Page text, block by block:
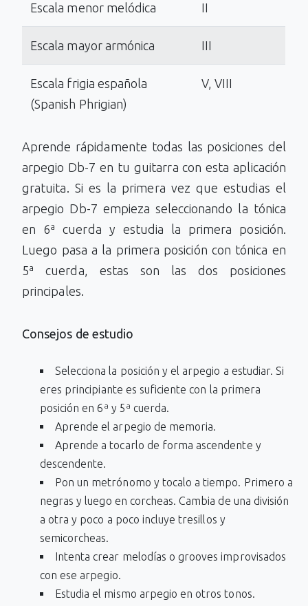
Escala menor melódica II
Escala mayor armónica III
Escala frigia española
(Spanish Phrigian)
V, VIII
Aprende rápidamente todas las posiciones del
arpegio Db-7 en tu guitarra con esta aplicación
gratuita. Si es la primera vez que estudias el
arpegio Db-7 empieza seleccionando la tónica
en 6ª cuerda y estudia la primera posición.
Luego pasa a la primera posición con tónica en
5ª cuerda, estas son las dos posiciones
principales.
Consejos de estudio
Selecciona la posición y el arpegio a estudiar. Si
eres principiante es suficiente con la primera
posición en 6ª y 5ª cuerda.
Aprende el arpegio de memoria.
Aprende a tocarlo de forma ascendente y
descendente.
Pon un metrónomo y tocalo a tiempo. Primero a
negras y luego en corcheas. Cambia de una división
a otra y poco a poco incluye tresillos y
semicorcheas.
Intenta crear melodías o grooves improvisados
con ese arpegio.
Estudia el mismo arpegio en otros tonos.